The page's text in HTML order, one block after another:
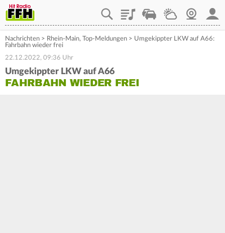
PlaylistStaupilotWetterWebcam
Nachrichten > Rhein-Main, Top-Meldungen > Umgekippter LKW auf A66:
Fahrbahn wieder frei
22.12.2022, 09:36 Uhr
Umgekippter LKW auf A66
FAHRBAHN WIEDER FREI